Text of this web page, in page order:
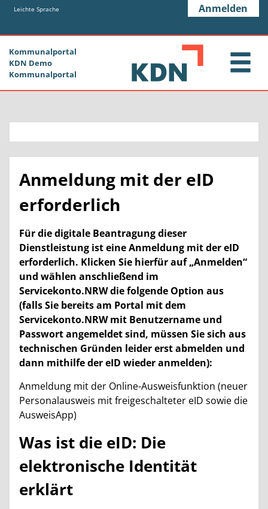
Zum Hauptinhalt springen
Zum Header
Zum Hauptinhalt
Zum Footer
Leichte Sprache Anmelden
Kommunalportal
KDN Demo
Kommunalportal
Anmeldung mit der eID
erforderlich
Für die digitale Beantragung dieser
Dienstleistung ist eine Anmeldung mit der eID
erforderlich. Klicken Sie hierfür auf „Anmelden“
und wählen anschließend im
Servicekonto.NRW die folgende Option aus
(falls Sie bereits am Portal mit dem
Servicekonto.NRW mit Benutzername und
Passwort angemeldet sind, müssen Sie sich aus
technischen Gründen leider erst abmelden und
dann mithilfe der eID wieder anmelden):
Anmeldung mit der Online-Ausweisfunktion (neuer
Personalausweis mit freigeschalteter eID sowie die
AusweisApp)
Was ist die eID: Die
elektronische Identität
erklärt